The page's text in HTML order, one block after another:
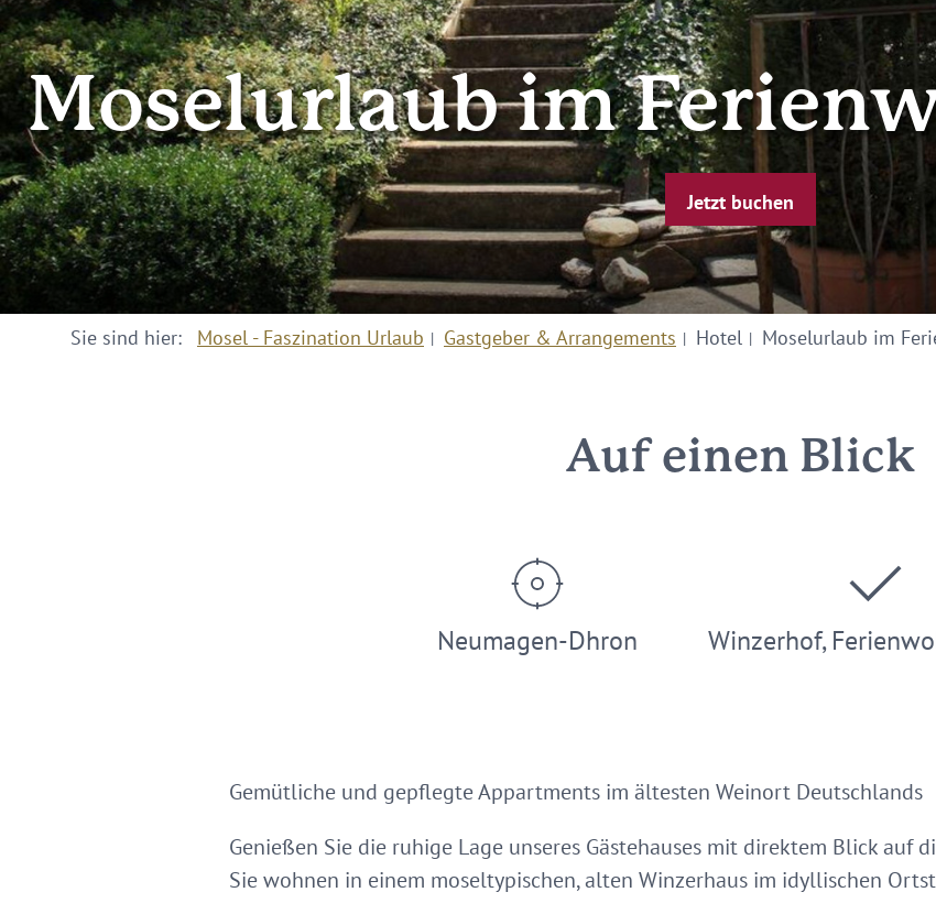
Moselurlaub im
Jetzt buchen
Sie sind hier: Mosel - Faszination Urlaub Gastgeber & Arrangements Hotel Moselurlaub im
Auf einen Blick
Neumagen-Dhron Winzerhof,
Gemütliche und gepflegte Appartments im ältesten Weinort Deutschlands
Genießen Sie die ruhige Lage unseres Gästehauses mit direktem Blick auf
Sie wohnen in einem moseltypischen, alten Winzerhaus im idyllischen